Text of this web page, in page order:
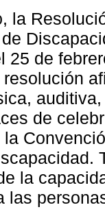
la
25 de
de
la
las